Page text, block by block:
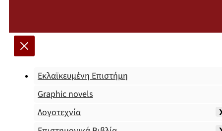
Εκλαϊκευμένη Επιστήμη
Graphic novels
Λογοτεχνία